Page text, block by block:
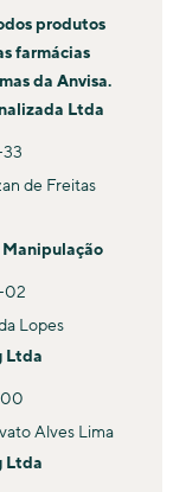
não são
contribui com
dos efeitos.
Mucosa as a
Journal of
2011
erétil, já que
do outro.
no pênis para
With L-
Combination
of Erectile
Multicentre
produtos
farmácias
da Anvisa.
Ltda
de Freitas
Manipulação
02
Lopes
Ltda
Alves Lima
Ltda